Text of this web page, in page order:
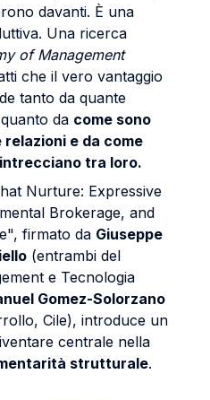
davanti. È una
Una ricerca
of Management
che il vero vantaggio
tanto da quante
da come sono
e da come
tra loro.
Nurture: Expressive
Brokerage, and
firmato da Giuseppe
(entrambi del
e Tecnologia
Gomez-Solorzano
Cile), introduce un
centrale nella
strutturale.